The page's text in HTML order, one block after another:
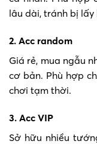
lâu dài, tránh bị lấy
2. Acc random
Giá rẻ, mua ngẫu
cơ bản. Phù hợp
chơi tạm thời.
3. Acc VIP
Sở hữu nhiều